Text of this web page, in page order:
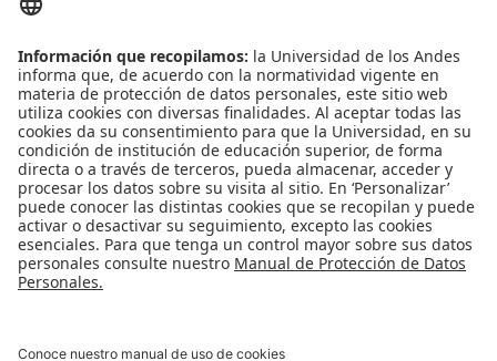
Convivencia y transparencia
Emergencias: Extensión 0000
Eventos destacados
Mapa del Sitio
Multimedia
Noticias
Preguntas frecuentes